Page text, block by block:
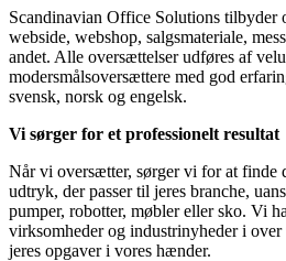
Scandinavian Office Solutions tilbyder
webside, webshop, salgsmateriale,
andet. Alle oversættelser udføres af
modersmålsoversættere med god
svensk, norsk og engelsk.
Vi sørger for et professionelt resultat
Når vi oversætter, sørger vi for at finde
udtryk, der passer til jeres branche,
pumper, robotter, møbler eller sko. Vi
virksomheder og industrinyheder i
jeres opgaver i vores hænder.